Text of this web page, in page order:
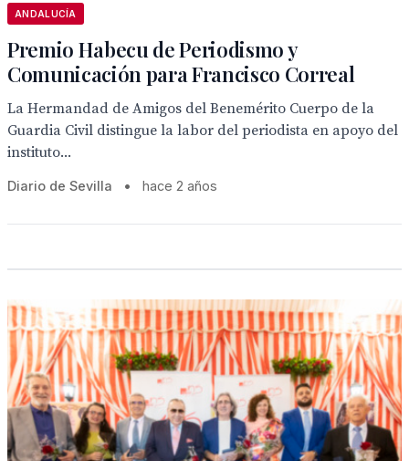
ANDALUCÍA
Premio Habecu de Periodismo y
Comunicación para Francisco Correal
La Hermandad de Amigos del Benemérito Cuerpo de la
Guardia Civil distingue la labor del periodista en apoyo del
instituto...
Diario de Sevilla • hace 2 años